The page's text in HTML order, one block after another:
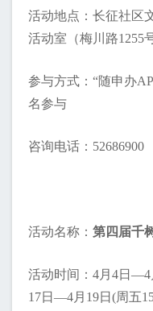
活动地点：长征社区
活动室（梅川路1255
参与方式：“随申办
名参与
咨询电话：52686900
活动名称： 第四届千
活动时间：4月4日—4
17日—4月19日(周五